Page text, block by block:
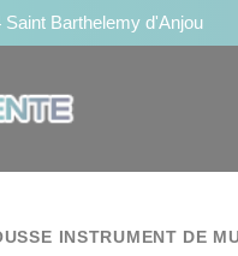
Barthelemy d'Anjou
INSTRUMENT DE